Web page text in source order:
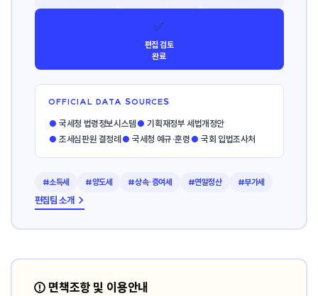
✅
편집 검토
완료
OFFICIAL DATA SOURCES
● 국세청 법령정보시스템● 기획재정부 세법개정안
● 조세심판원 결정례 ● 국세청 예규·훈령● 국회 입법조사처
#소득세 #양도세 #상속·증여세 #연말정산 #부가세
편집팀 소개 →
⚠️ 면책조항 및 이용안내